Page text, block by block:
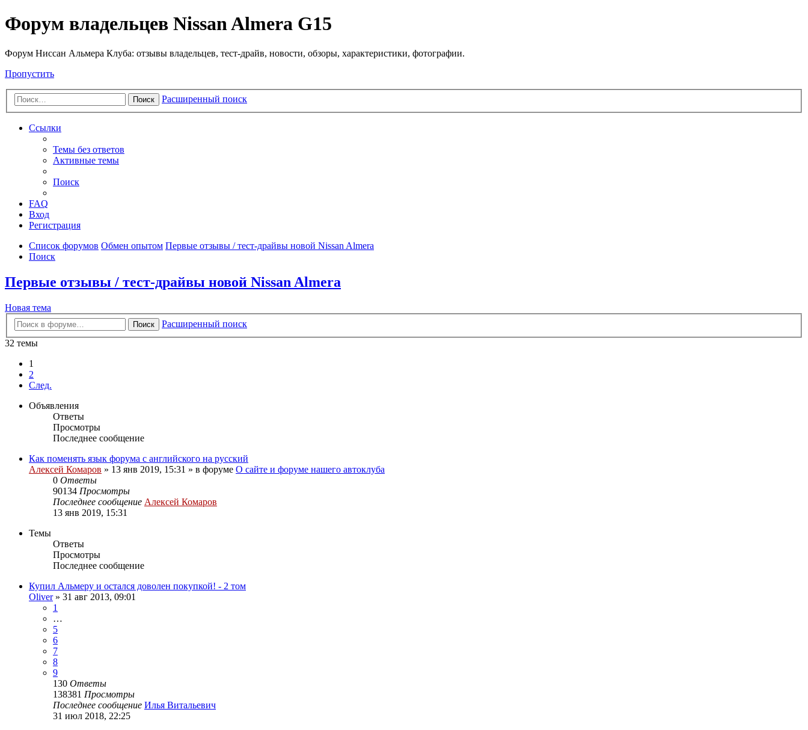
Форум владельцев Nissan Almera G15
Форум Ниссан Альмера Клуба: отзывы владельцев, тест-драйв, новости, обзоры, характеристики, фотографии.
Пропустить
Поиск Расширенный поиск
Ссылки
Темы без ответов
Активные темы
Поиск
FAQ
Вход
Регистрация
Список форумов Обмен опытом Первые отзывы / тест-драйвы новой Nissan Almera
Поиск
Первые отзывы / тест-драйвы новой Nissan Almera
Новая тема
Поиск
Расширенный поиск
32 темы
1
2
След.
Объявления
Ответы
Просмотры
Последнее сообщение
Как поменять язык форума с английского на русский
Алексей Комаров » 13 янв 2019, 15:31 » в форуме О сайте и форуме нашего автоклуба
0 Ответы
90134 Просмотры
Последнее сообщение Алексей Комаров
13 янв 2019, 15:31
Темы
Ответы
Просмотры
Последнее сообщение
Купил Альмеру и остался доволен покупкой! - 2 том
Oliver» 31 авг 2013, 09:01
1
…
5
6
7
8
9
130 Ответы
138381 Просмотры
Последнее сообщение Илья Витальевич
31 июл 2018, 22:25